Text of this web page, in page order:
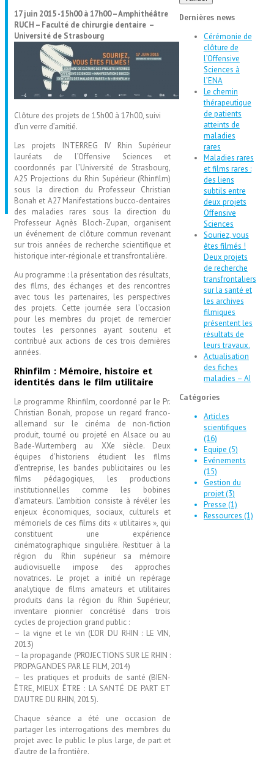
17 juin 2015 -15h00 à 17h00 – Amphithéâtre
RUCH – Faculté de chirurgie dentaire –
Université de Strasbourg
Clôture des projets de 15h00 à 17h00, suivi
d’un verre d’amitié.
Les projets INTERREG IV Rhin Supérieur
lauréats de l’Offensive Sciences et
coordonnés par l’Université de Strasbourg,
A25 Projections du Rhin Supérieur (Rhinfilm)
sous la direction du Professeur Christian
Bonah et A27 Manifestations bucco-dentaires
des maladies rares sous la direction du
Professeur Agnès Bloch-Zupan, organisent
un événement de clôture commun revenant
sur trois années de recherche scientifique et
historique inter-régionale et transfrontalière.
Au programme : la présentation des résultats,
des films, des échanges et des rencontres
avec tous les partenaires, les perspectives
des projets. Cette journée sera l’occasion
pour les membres du projet de remercier
toutes les personnes ayant soutenu et
contribué aux actions de ces trois dernières
années.
Rhinfilm : Mémoire, histoire et
identités dans le film utilitaire
Le programme Rhinfilm, coordonné par le Pr.
Christian Bonah, propose un regard franco-
allemand sur le cinéma de non-fiction
produit, tourné ou projeté en Alsace ou au
Bade-Wurtemberg au XXe siècle. Deux
équipes d’historiens étudient les films
d’entreprise, les bandes publicitaires ou les
films pédagogiques, les productions
institutionnelles comme les bobines
d’amateurs. L’ambition consiste à révéler les
enjeux économiques, sociaux, culturels et
mémoriels de ces films dits « utilitaires », qui
constituent une expérience
cinématographique singulière. Restituer à la
région du Rhin supérieur sa mémoire
audiovisuelle impose des approches
novatrices. Le projet a initié un repérage
analytique de films amateurs et utilitaires
produits dans la région du Rhin Supérieur,
inventaire pionnier concrétisé dans trois
cycles de projection grand public :
– la vigne et le vin (L’OR DU RHIN : LE VIN,
2013)
– la propagande (PROJECTIONS SUR LE RHIN :
PROPAGANDES PAR LE FILM, 2014)
– les pratiques et produits de santé (BIEN-
ÊTRE, MIEUX ÊTRE : LA SANTÉ DE PART ET
D’AUTRE DU RHIN, 2015).
Chaque séance a été une occasion de
partager les interrogations des membres du
projet avec le public le plus large, de part et
d’autre de la frontière.
Dernières news
Cérémonie de
clôture de
l’Offensive
Sciences à
l’ENA
Le chemin
thérapeutique
de patients
atteints de
maladies
rares
Maladies rares
et films rares :
des liens
subtils entre
deux projets
Offensive
Sciences
Souriez, vous
êtes filmés !
Deux projets
de recherche
transfrontaliers
sur la santé et
les archives
filmiques
présentent les
résultats de
leurs travaux.
Actualisation
des fiches
maladies – AI
Catégories
Articles
scientifiques
(16)
Equipe (5)
Evénements
(15)
Gestion du
projet (3)
Presse (1)
Ressources (1)